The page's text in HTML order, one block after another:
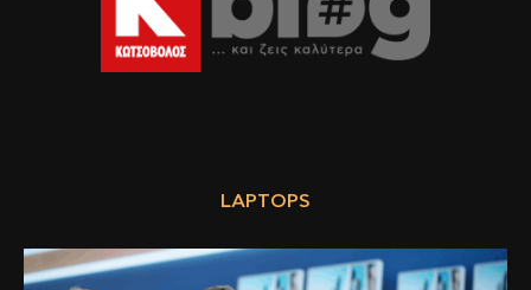
LAPTOPS